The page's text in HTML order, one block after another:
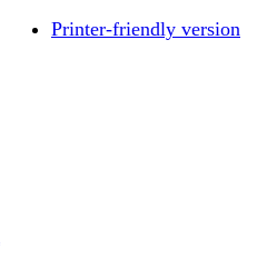
Printer-friendly version